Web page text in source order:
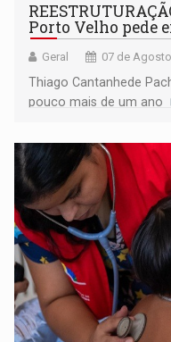
Porto Velho pede
Geral 07 de
Thiago Cantanhede
pouco mais de um ano